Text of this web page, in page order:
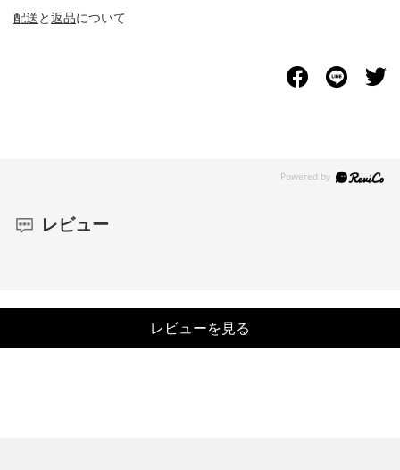
配送と返品について
レビュー
レビューを見る